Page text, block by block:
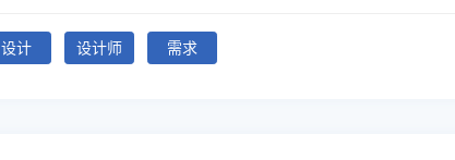
设计 设计师 需求